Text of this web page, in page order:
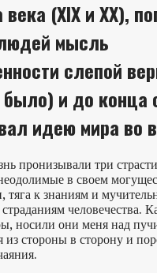
(XIX и XX),
мысль
слепой
и до конца
идею мира во
пронизывали три
в своем
к знаниям и
человечества.
носили они меня над
из стороны в сторону и